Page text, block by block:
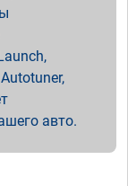
авто.